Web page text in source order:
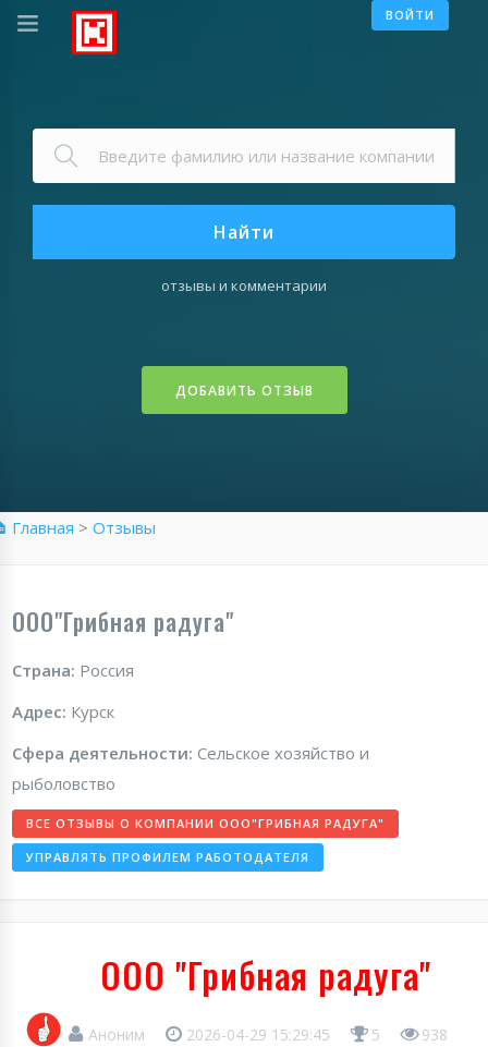
ВОЙТИ
Найти
отзывы и комментарии
ДОБАВИТЬ ОТЗЫВ
Главная > Отзывы
ООО"Грибная радуга"
Страна: Россия
Адрес: Курск
Сфера деятельности: Сельское хозяйство и
рыболовство
ВСЕ ОТЗЫВЫ О КОМПАНИИ ООО"ГРИБНАЯ РАДУГА"
УПРАВЛЯТЬ ПРОФИЛЕМ РАБОТОДАТЕЛЯ
ООО "Грибная радуга"
Аноним 2026-04-29 15:29:45 5 938